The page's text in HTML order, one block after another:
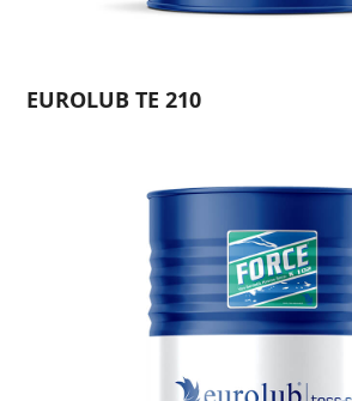
EUROLUB TE 210